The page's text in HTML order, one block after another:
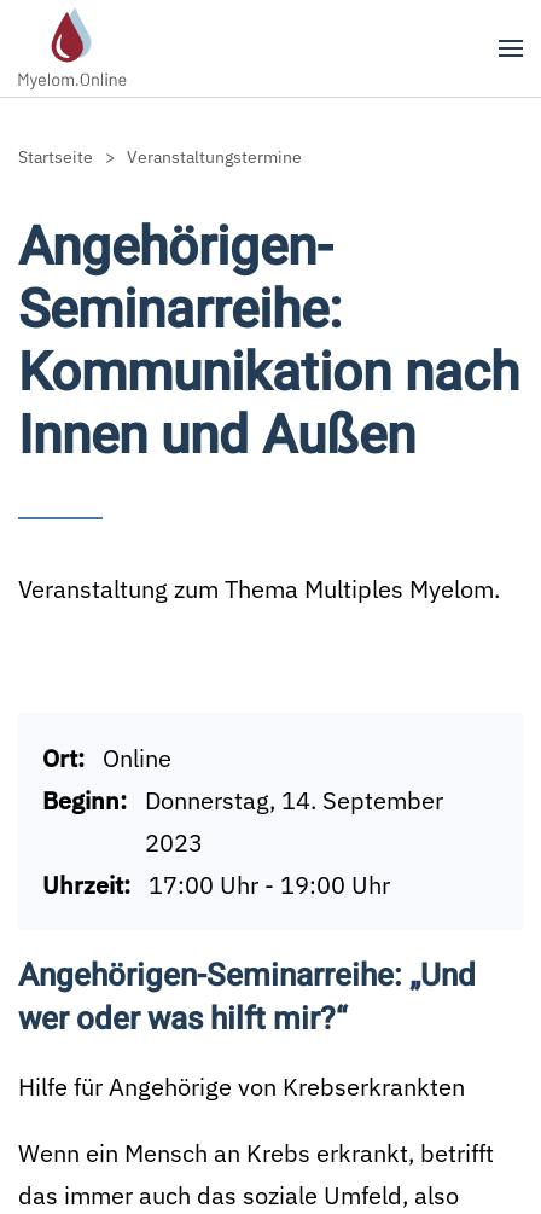
Zum Hauptinhalt springen
Startseite Veranstaltungstermine
Angehörigen-
Seminarreihe:
Kommunikation nach
Innen und Außen
Veranstaltung zum Thema Multiples Myelom.
Ort: Online
Beginn: Donnerstag, 14. September
2023
Uhrzeit: 17:00 Uhr - 19:00 Uhr
Angehörigen-Seminarreihe: „Und
wer oder was hilft mir?“
Hilfe für Angehörige von Krebserkrankten
Wenn ein Mensch an Krebs erkrankt, betrifft
das immer auch das soziale Umfeld, also